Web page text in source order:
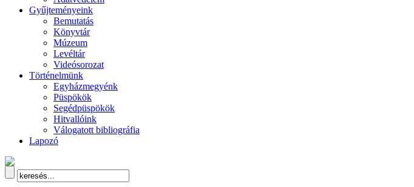
Gyűjteményeink
Bemutatás
Könyvtár
Múzeum
Levéltár
Videósorozat
Történelmünk
Egyházmegyénk
Püspökök
Segédpüspökök
Hitvallóink
Válogatott bibliográfia
Lapozó